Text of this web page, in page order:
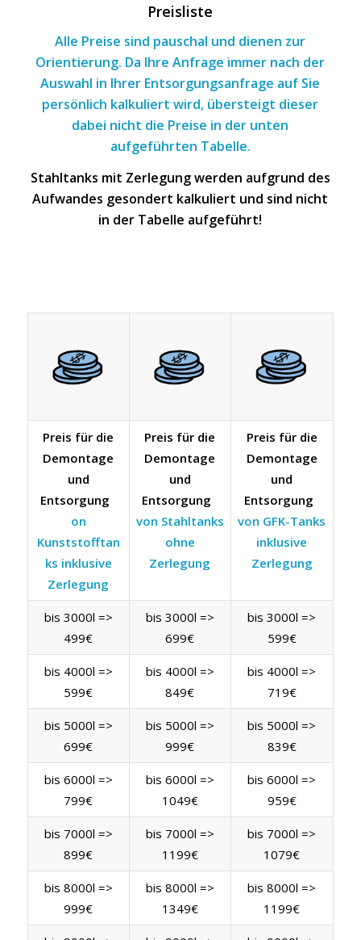
Preisliste
Alle Preise sind pauschal und dienen zur
Orientierung. Da Ihre Anfrage immer nach der
Auswahl in Ihrer Entsorgungsanfrage auf Sie
persönlich kalkuliert wird, übersteigt dieser
dabei nicht die Preise in der unten
aufgeführten Tabelle.
Stahltanks mit Zerlegung werden aufgrund des
Aufwandes gesondert kalkuliert und sind nicht
in der Tabelle aufgeführt!
Preis für die
Demontage
und
Entsorgung
on
Kunststofftan
ks inklusive
Zerlegung
Preis für die
Demontage
und
Entsorgung
von Stahltanks
ohne
Zerlegung
Preis für die
Demontage
und
Entsorgung
von GFK-Tanks
inklusive
Zerlegung
bis 3000l =>
499€
bis 3000l =>
699€
bis 3000l =>
599€
bis 4000l =>
599€
bis 4000l =>
849€
bis 4000l =>
719€
bis 5000l =>
699€
bis 5000l =>
999€
bis 5000l =>
839€
bis 6000l =>
799€
bis 6000l =>
1049€
bis 6000l =>
959€
bis 7000l =>
899€
bis 7000l =>
1199€
bis 7000l =>
1079€
bis 8000l =>
999€
bis 8000l =>
1349€
bis 8000l =>
1199€